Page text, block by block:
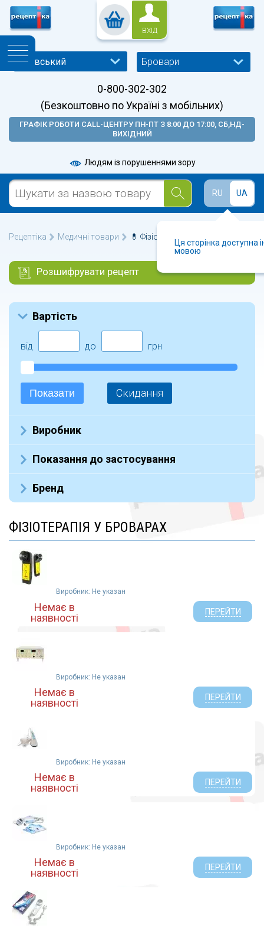
ВХІД
Бровари
0-800-302-302
(Безкоштовно по Україні з мобільних)
ГРАФІК РОБОТИ CALL-ЦЕНТРУ ПН-ПТ З 8:00 ДО 17:00, СБ,НД-
ВИХІДНИЙ
Людям із порушеннями зору
RU UA
Ця сторінка доступна
мовою
Рецептіка Медичні товари 💊 Фізіотерапія у Броварах 🩺
Розшифрувати рецепт
Вартість
від до грн
Показати Скидання
Виробник
Не указан (32)
Показання до застосування
Бренд
ФІЗІОТЕРАПІЯ У БРОВАРАХ
Виробник: Не указан
Немає в
наявності
ПЕРЕЙТИ
Виробник: Не указан
Немає в
наявності
ПЕРЕЙТИ
Виробник: Не указан
Немає в
наявності
ПЕРЕЙТИ
Виробник: Не указан
Немає в
наявності
ПЕРЕЙТИ